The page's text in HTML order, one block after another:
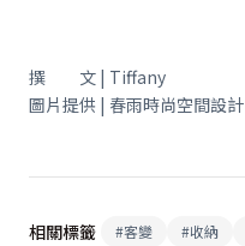
撰 文 | Tiffany
圖片提供 | 春雨時尚空間設計
相關標籤 #客變 #收納